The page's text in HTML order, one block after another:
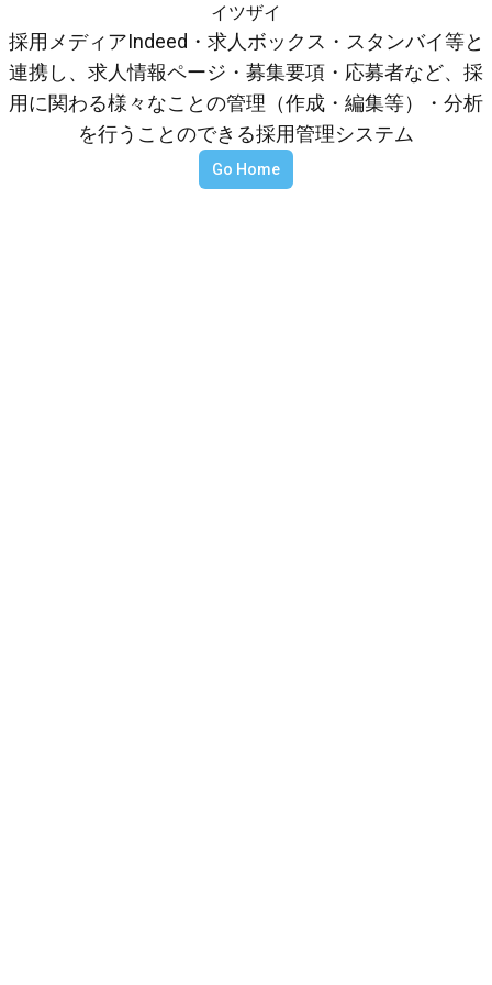
イツザイ
採用メディアIndeed・求人ボックス・スタンバイ等と
連携し、求人情報ページ・募集要項・応募者など、採
用に関わる様々なことの管理（作成・編集等）・分析
を行うことのできる採用管理システム
Go Home